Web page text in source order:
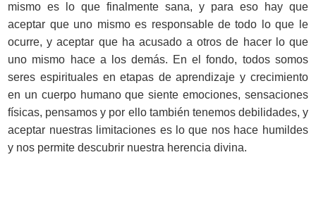
mismo es lo que finalmente sana, y para eso hay que
aceptar que uno mismo es responsable de todo lo que le
ocurre, y aceptar que ha acusado a otros de hacer lo que
uno mismo hace a los demás. En el fondo, todos somos
seres espirituales en etapas de aprendizaje y crecimiento
en un cuerpo humano que siente emociones, sensaciones
físicas, pensamos y por ello también tenemos debilidades, y
aceptar nuestras limitaciones es lo que nos hace humildes
y nos permite descubrir nuestra herencia divina.